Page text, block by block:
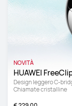
NOVITÀ
Design leggero C-
Chiamate cristalline